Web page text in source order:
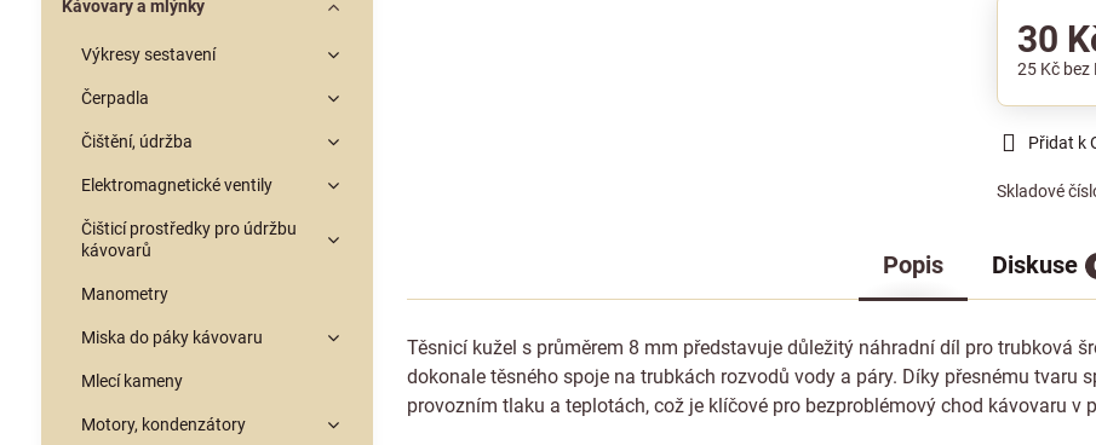
30
25 Kč bez
Přidat k
Skladové
Popis Diskuse
Těsnicí kužel s průměrem 8 mm představuje důležitý náhradní díl pro trubková
dokonale těsného spoje na trubkách rozvodů vody a páry. Díky přesnému tvaru
provozním tlaku a teplotách, což je klíčové pro bezproblémový chod kávovaru v
Kávovary a mlýnky
Výkresy sestavení
Čerpadla
Čištění, údržba
Elektromagnetické ventily
Čišticí prostředky pro údržbu
kávovarů
Manometry
Miska do páky kávovaru
Mlecí kameny
Motory, kondenzátory